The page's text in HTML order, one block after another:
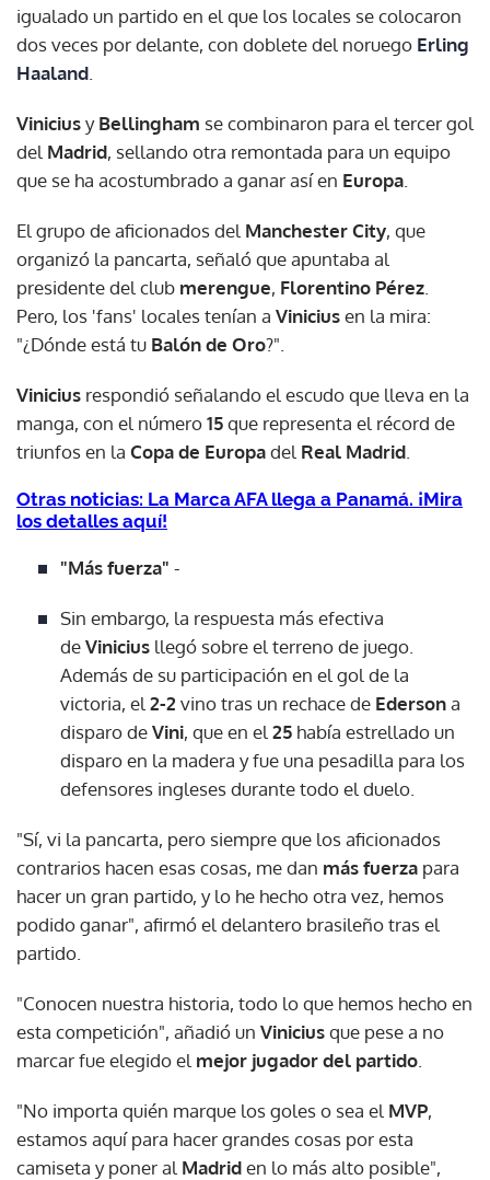
igualado un partido en el que los locales se colocaron
dos veces por delante, con doblete del noruego Erling
Haaland
ViniciusyBellingham se combinaron para el tercer gol
del Madrid, sellando otra remontada para un equipo
que se ha acostumbrado a ganar así en Europa
El grupo de aficionados del Manchester City, que
organizó la pancarta, señaló que apuntaba al
presidente del club merengue, Florentino Pérez
Pero, los 'fans' locales tenían a Viniciusen la mira:
"¿Dónde está tu Balón de Oro?".
Vinicius respondió señalando el escudo que lleva en la
manga, con el número15que representa el récord de
triunfos en la Copa de Europadel Real Madrid
Otras noticias: La Marca AFA llega a Panamá. ¡Mira
los detalles aquí!
"Más fuerza" -
Sin embargo, la respuesta más efectiva
deVinicius llegó sobre el terreno de juego.
Además de su participación en el gol de la
victoria, el 2-2 vino tras un rechace de Edersona
disparo deVini, que en el 25 había estrellado un
disparo en la madera y fue una pesadilla para los
defensores ingleses durante todo el duelo.
"Sí, vi la pancarta, pero siempre que los aficionados
contrarios hacen esas cosas, me dan más fuerza para
hacer un gran partido, y lo he hecho otra vez, hemos
podido ganar", afirmó el delantero brasileño tras el
partido.
"Conocen nuestra historia, todo lo que hemos hecho en
esta competición", añadió un Viniciusque pese a no
marcar fue elegido el mejor jugador del partido
"No importa quién marque los goles o sea el MVP,
estamos aquí para hacer grandes cosas por esta
camiseta y poner al Madriden lo más alto posible",